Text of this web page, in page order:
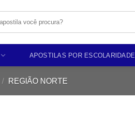
APOSTILAS POR ESCOLARIDADE
/ REGIÃO NORTE